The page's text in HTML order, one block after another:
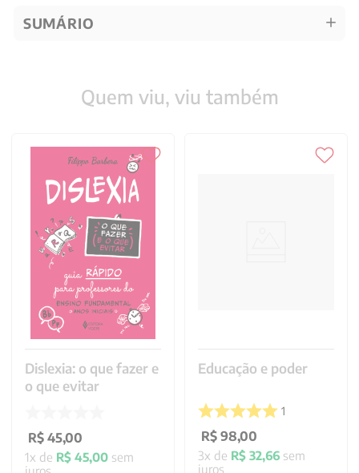
SUMÁRIO
Quem viu, viu também
Dislexia: o que fazer e
o que evitar
R$ 45,00
1x de R$ 45,00 sem
Educação e poder
1
R$ 98,00
3x de R$ 32,66 sem
juros